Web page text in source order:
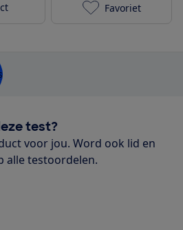
Kalkhoff
Favoriet
test?
voor jou. Word ook lid en
alle testoordelen.